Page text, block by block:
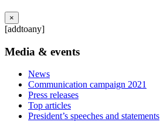
×
[addtoany]
Media & events
News
Communication campaign 2021
Press releases
Top articles
President’s speeches and statements